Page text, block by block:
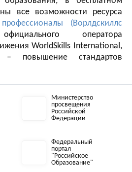
все возможности ресурса
(Ворлдскиллс
оператора
WorldSkills International,
– повышение стандартов
Министерство
просвещения
Российской
Федерации
Федеральный
портал
"Российское
Образование"